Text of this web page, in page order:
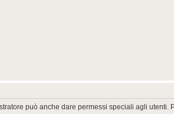
può anche dare permessi speciali agli utenti.